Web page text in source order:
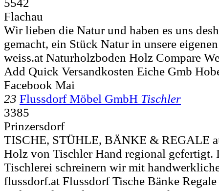
Flachau
Wir lieben die Natur und haben es uns
gemacht, ein Stück Natur in unsere
weiss.at Naturholzboden Holz Compare
Add Quick Versandkosten Eiche Gmb
Facebook Mai
23 Flussdorf Möbel GmbH Tischler
3385
Prinzersdorf
TISCHE, STÜHLE, BÄNKE & REGALE
Holz von Tischler Hand regional gefertigt.
Tischlerei schreinern wir mit
flussdorf.at Flussdorf Tische Bänke